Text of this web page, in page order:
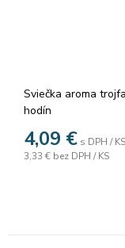
Sviečka aroma
hodín
4,09 € s DPH / KS
3,33 € bez DPH / KS